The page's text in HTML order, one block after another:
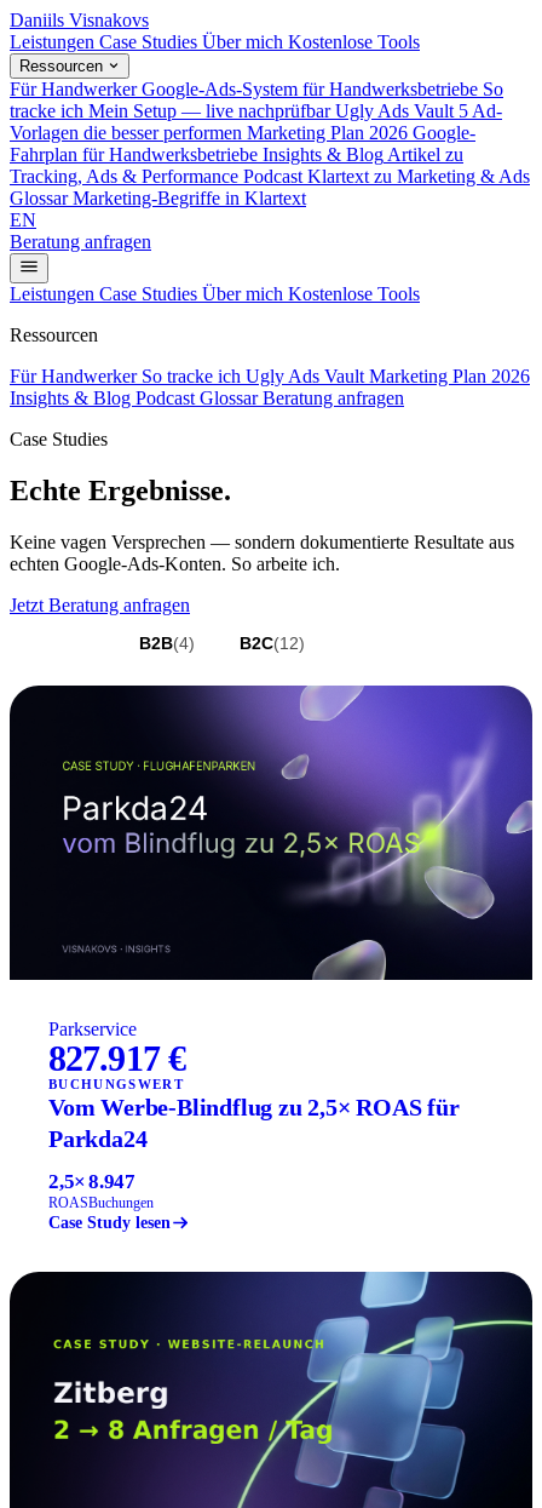
Daniils Visnakovs
Leistungen Case Studies Über mich Kostenlose Tools
Ressourcen
Für Handwerker Google-Ads-System für Handwerksbetriebe So
tracke ich Mein Setup — live nachprüfbar Ugly Ads Vault 5 Ad-
Vorlagen die besser performen Marketing Plan 2026 Google-
Fahrplan für Handwerksbetriebe Insights & Blog Artikel zu
Tracking, Ads & Performance Podcast Klartext zu Marketing & Ads
Glossar Marketing-Begriffe in Klartext
EN
Beratung anfragen
Leistungen Case Studies Über mich Kostenlose Tools
Ressourcen
Für Handwerker So tracke ich Ugly Ads Vault Marketing Plan 2026
Insights & Blog Podcast GlossarBeratung anfragen
Case Studies
Echte Ergebnisse.
Keine vagen Versprechen — sondern dokumentierte Resultate aus
echten Google-Ads-Konten. So arbeite ich.
Jetzt Beratung anfragen
B2B(4) B2C(12)
(3)
(3)
Parkservice
827.917 €
BUCHUNGSWERT
Vom Werbe-Blindflug zu 2,5× ROAS für
Parkda24
2,5×
ROAS
8.947
Buchungen
Case Study lesen